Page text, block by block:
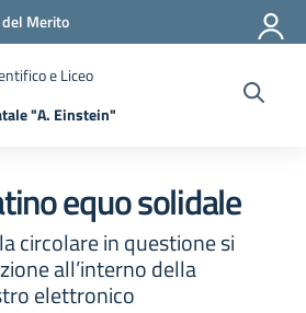
Merito
e Liceo
"A. Einstein"
equo solidale
circolare in questione si
all’interno della
elettronico